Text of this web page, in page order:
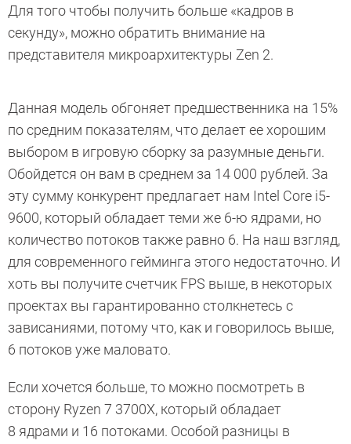
Для того чтобы получить больше «кадров в
секунду», можно обратить внимание на
представителя микроархитектуры Zen 2.
Данная модель обгоняет предшественника на 15%
по средним показателям, что делает ее хорошим
выбором в игровую сборку за разумные деньги.
Обойдется он вам в среднем за 14 000 рублей. За
эту сумму конкурент предлагает нам Intel Core i5-
9600, который обладает теми же 6-ю ядрами, но
количество потоков также равно 6. На наш взгляд,
для современного гейминга этого недостаточно. И
хоть вы получите счетчик FPS выше, в некоторых
проектах вы гарантированно столкнетесь с
зависаниями, потому что, как и говорилось выше,
6 потоков уже маловато.
Если хочется больше, то можно посмотреть в
сторону Ryzen 7 3700X, который обладает
8 ядрами и 16 потоками. Особой разницы в